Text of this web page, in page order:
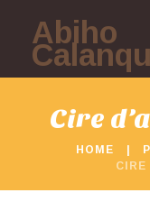
Abiho
Cire
HOME
CIRE